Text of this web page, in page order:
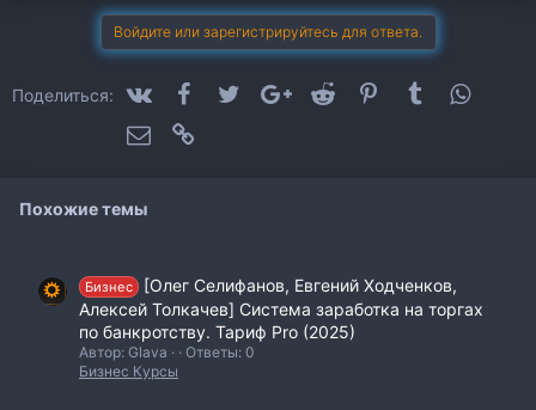
Войдите или зарегистрируйтесь для ответа.
Поделиться: VK FacebookTwitterGoogle+Reddit PinterestTumblr
Электронная почта
Похожие темы
Бизнес
[Олег Селифанов, Евгений Ходченков,
Алексей Толкачев] Система заработка на торгах
по банкротству. Тариф Pro (2025)
Автор: Glava
Ответы: 0
Бизнес Курсы